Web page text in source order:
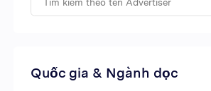
Quốc gia & Ngành dọc